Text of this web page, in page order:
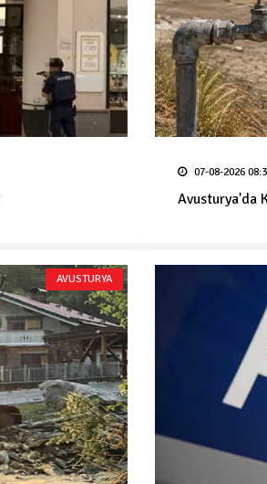
07-08-2026
Avusturya'da
AVUSTURYA